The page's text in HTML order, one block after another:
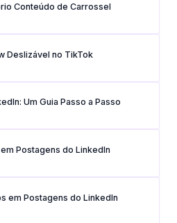
Conteúdo de Carrossel
Deslizável no TikTok
Um Guia Passo a Passo
Postagens do LinkedIn
em Postagens do LinkedIn